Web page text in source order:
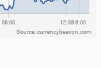
Source: currencybeacon.com